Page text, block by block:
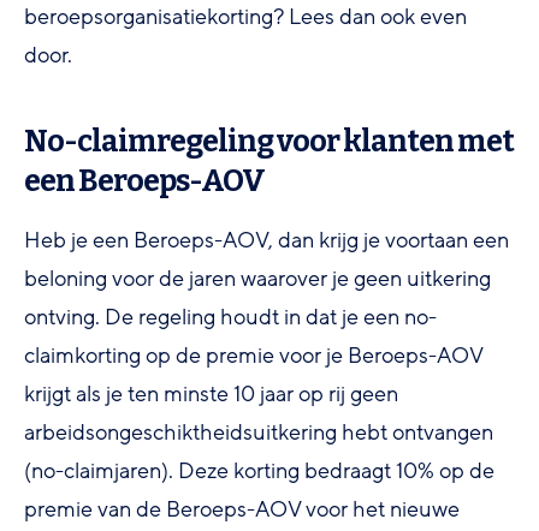
beroepsorganisatiekorting? Lees dan ook even
door.
No-claimregeling voor klanten met
een Beroeps-AOV
Heb je een Beroeps-AOV, dan krijg je voortaan een
beloning voor de jaren waarover je geen uitkering
ontving. De regeling houdt in dat je een no-
claimkorting op de premie voor je Beroeps-AOV
krijgt als je ten minste 10 jaar op rij geen
arbeidsongeschiktheidsuitkering hebt ontvangen
(no-claimjaren). Deze korting bedraagt 10% op de
premie van de Beroeps-AOV voor het nieuwe